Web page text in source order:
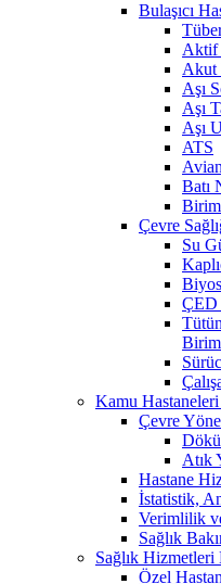
Bulaşıcı
Aktif
Akut
Aşı
Aşı
Aşı
ATS
Batı
Birim
Çevre
Su
ÇED
Kamu
Çevre
Atık
Hastane
İstatistik,
Verimlilik
Sağlık
Sağlık Hizmetleri
Özel